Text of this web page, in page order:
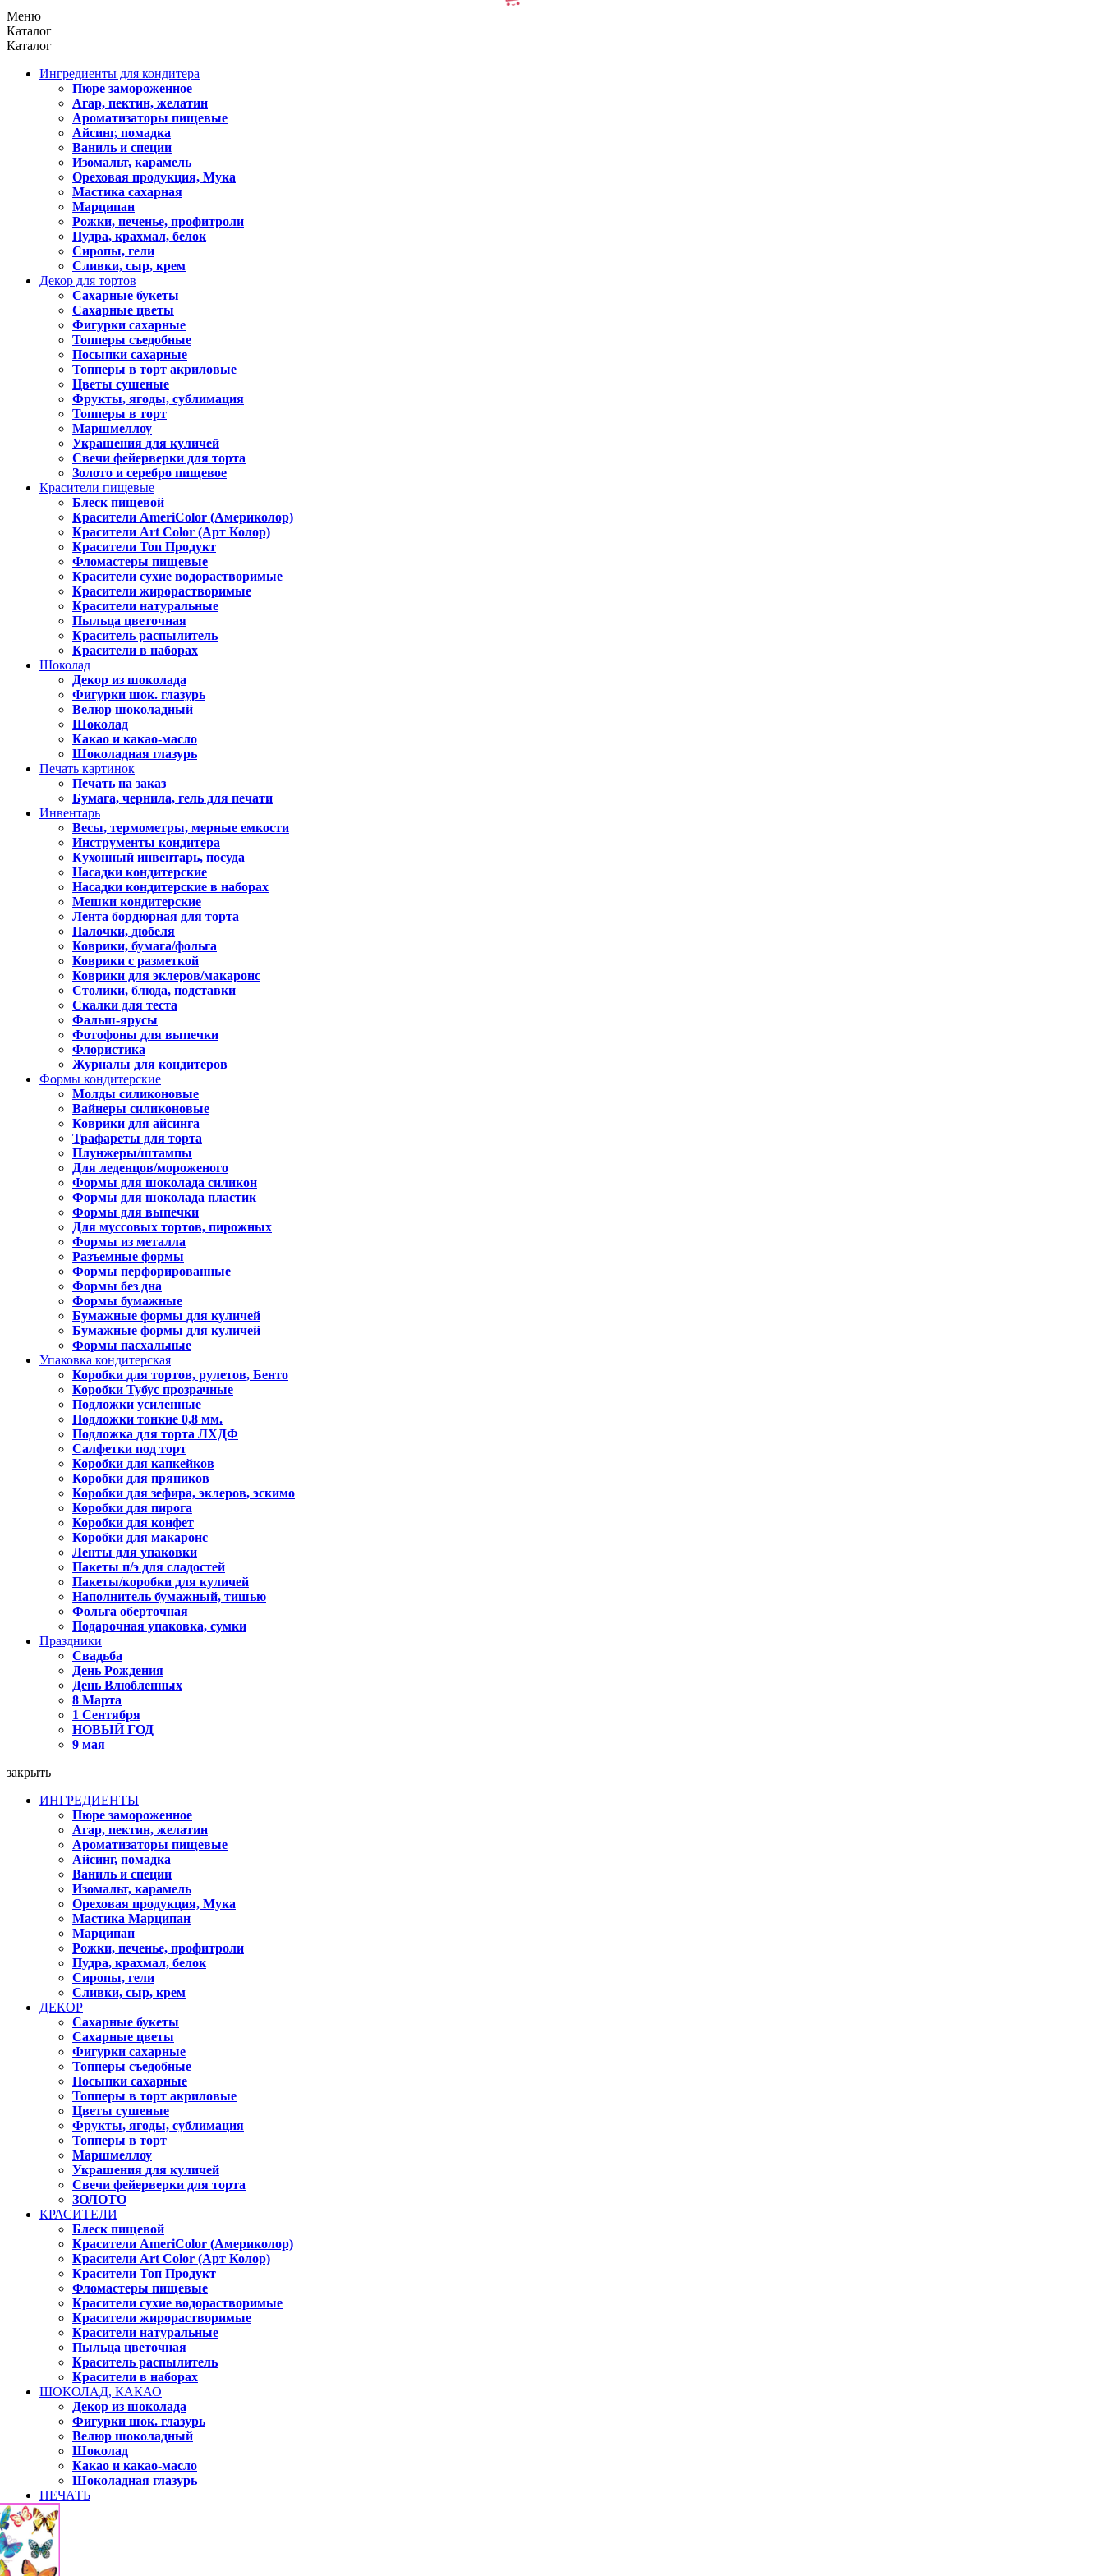
Меню
Каталог
Каталог
Ингредиенты для кондитера
Пюре замороженное
Агар, пектин, желатин
Ароматизаторы пищевые
Айсинг, помадка
Ваниль и специи
Изомальт, карамель
Ореховая продукция, Мука
Мастика сахарная
Марципан
Рожки, печенье, профитроли
Пудра, крахмал, белок
Сиропы, гели
Сливки, сыр, крем
Декор для тортов
Сахарные букеты
Сахарные цветы
Фигурки сахарные
Топперы съедобные
Посыпки сахарные
Топперы в торт акриловые
Цветы сушеные
Фрукты, ягоды, сублимация
Топперы в торт
Маршмеллоу
Украшения для куличей
Свечи фейерверки для торта
Золото и серебро пищевое
Красители пищевые
Блеск пищевой
Красители AmeriColor (Америколор)
Красители Art Color (Арт Колор)
Красители Топ Продукт
Фломастеры пищевые
Красители сухие водорастворимые
Красители жирорастворимые
Красители натуральные
Пыльца цветочная
Краситель распылитель
Красители в наборах
Шоколад
Декор из шоколада
Фигурки шок. глазурь
Велюр шоколадный
Шоколад
Какао и какао-масло
Шоколадная глазурь
Печать картинок
Печать на заказ
Бумага, чернила, гель для печати
Инвентарь
Весы, термометры, мерные емкости
Инструменты кондитера
Кухонный инвентарь, посуда
Насадки кондитерские
Насадки кондитерские в наборах
Мешки кондитерские
Лента бордюрная для торта
Палочки, дюбеля
Коврики, бумага/фольга
Коврики с разметкой
Коврики для эклеров/макаронс
Столики, блюда, подставки
Скалки для теста
Фальш-ярусы
Фотофоны для выпечки
Флористика
Журналы для кондитеров
Формы кондитерские
Молды силиконовые
Вайнеры силиконовые
Коврики для айсинга
Трафареты для торта
Плунжеры/штампы
Для леденцов/мороженого
Формы для шоколада силикон
Формы для шоколада пластик
Формы для выпечки
Для муссовых тортов, пирожных
Формы из металла
Разъемные формы
Формы перфорированные
Формы без дна
Формы бумажные
Бумажные формы для куличей
Бумажные формы для куличей
Формы пасхальные
Упаковка кондитерская
Коробки для тортов, рулетов, Бенто
Коробки Тубус прозрачные
Подложки усиленные
Подложки тонкие 0,8 мм.
Подложка для торта ЛХДФ
Салфетки под торт
Коробки для капкейков
Коробки для пряников
Коробки для зефира, эклеров, эскимо
Коробки для пирога
Коробки для конфет
Коробки для макаронс
Ленты для упаковки
Пакеты п/э для сладостей
Пакеты/коробки для куличей
Наполнитель бумажный, тишью
Фольга оберточная
Подарочная упаковка, сумки
Праздники
Свадьба
День Рождения
День Влюбленных
8 Марта
1 Сентября
НОВЫЙ ГОД
9 мая
закрыть
ИНГРЕДИЕНТЫ
Пюре замороженное
Агар, пектин, желатин
Ароматизаторы пищевые
Айсинг, помадка
Ваниль и специи
Изомальт, карамель
Ореховая продукция, Мука
Мастика Марципан
Марципан
Рожки, печенье, профитроли
Пудра, крахмал, белок
Сиропы, гели
Сливки, сыр, крем
ДЕКОР
Сахарные букеты
Сахарные цветы
Фигурки сахарные
Топперы съедобные
Посыпки сахарные
Топперы в торт акриловые
Цветы сушеные
Фрукты, ягоды, сублимация
Топперы в торт
Маршмеллоу
Украшения для куличей
Свечи фейерверки для торта
ЗОЛОТО
КРАСИТЕЛИ
Блеск пищевой
Красители AmeriColor (Америколор)
Красители Art Color (Арт Колор)
Красители Топ Продукт
Фломастеры пищевые
Красители сухие водорастворимые
Красители жирорастворимые
Красители натуральные
Пыльца цветочная
Краситель распылитель
Красители в наборах
ШОКОЛАД, КАКАО
Декор из шоколада
Фигурки шок. глазурь
Велюр шоколадный
Шоколад
Какао и какао-масло
Шоколадная глазурь
ПЕЧАТЬ